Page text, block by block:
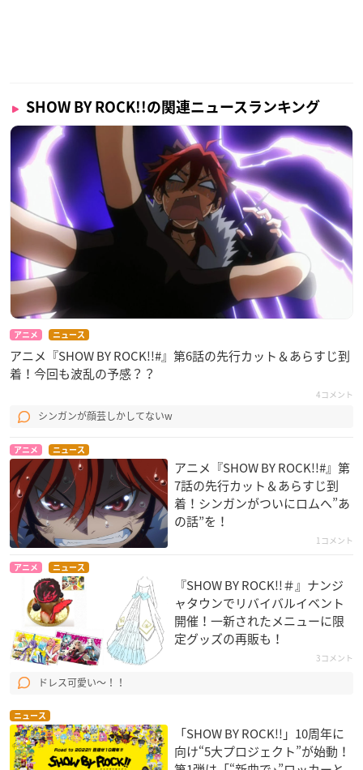
SHOW BY ROCK!!の関連ニュースランキング
アニメ ニュース
アニメ『SHOW BY ROCK!!#』第6話の先行カット＆あらすじ到
着！今回も波乱の予感？？
4コメント
シンガンが顔芸しかしてないw
アニメ ニュース
アニメ『SHOW BY ROCK!!#』第
7話の先行カット＆あらすじ到
着！シンガンがついにロムへ”あ
の話”を！
1コメント
アニメ ニュース
『SHOW BY ROCK!!＃』ナンジ
ャタウンでリバイバルイベント
開催！一新されたメニューに限
定グッズの再販も！
3コメント
ドレス可愛い〜！！
ニュース
「SHOW BY ROCK!!」10周年に
向け“5大プロジェクト”が始動！